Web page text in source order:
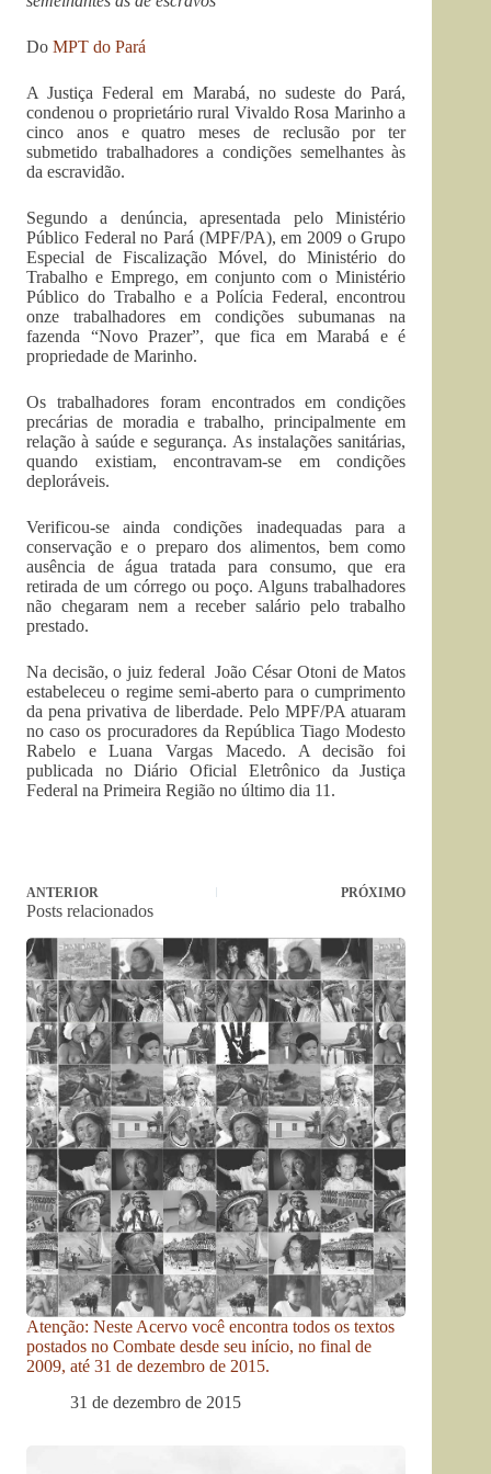
Do MPT do Pará
A Justiça Federal em Marabá, no sudeste do Pará,
condenou o proprietário rural Vivaldo Rosa Marinho a
cinco anos e quatro meses de reclusão por ter
submetido trabalhadores a condições semelhantes às
da escravidão.
Segundo a denúncia, apresentada pelo Ministério
Público Federal no Pará (MPF/PA), em 2009 o Grupo
Especial de Fiscalização Móvel, do Ministério do
Trabalho e Emprego, em conjunto com o Ministério
Público do Trabalho e a Polícia Federal, encontrou
onze trabalhadores em condições subumanas na
fazenda “Novo Prazer”, que fica em Marabá e é
propriedade de Marinho.
Os trabalhadores foram encontrados em condições
precárias de moradia e trabalho, principalmente em
relação à saúde e segurança. As instalações sanitárias,
quando existiam, encontravam-se em condições
deploráveis.
Verificou-se ainda condições inadequadas para a
conservação e o preparo dos alimentos, bem como
ausência de água tratada para consumo, que era
retirada de um córrego ou poço. Alguns trabalhadores
não chegaram nem a receber salário pelo trabalho
prestado.
Na decisão, o juiz federal João César Otoni de Matos
estabeleceu o regime semi-aberto para o cumprimento
da pena privativa de liberdade. Pelo MPF/PA atuaram
no caso os procuradores da República Tiago Modesto
Rabelo e Luana Vargas Macedo. A decisão foi
publicada no Diário Oficial Eletrônico da Justiça
Federal na Primeira Região no último dia 11.
ANTERIOR PRÓXIMO
Posts relacionados
Atenção: Neste Acervo você encontra todos os textos
postados no Combate desde seu início, no final de
2009, até 31 de dezembro de 2015.
31 de dezembro de 2015